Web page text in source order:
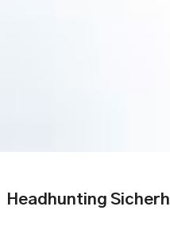
Headhunting